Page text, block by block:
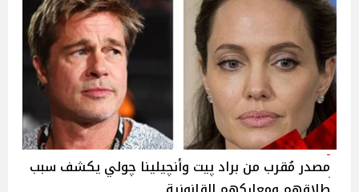
مصدر مُقرب من براد پيت وأنچيلينا چولي يكشف سبب